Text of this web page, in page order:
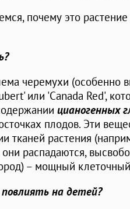
почему это
черемухи (особенно
или 'Canada Red',
цианогенных
плодов. Эти
тканей растения
распадаются,
– мощный
на детей?